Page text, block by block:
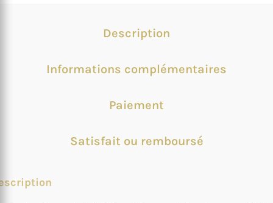
Description
Informations complémentaires
Paiement
Satisfait ou remboursé